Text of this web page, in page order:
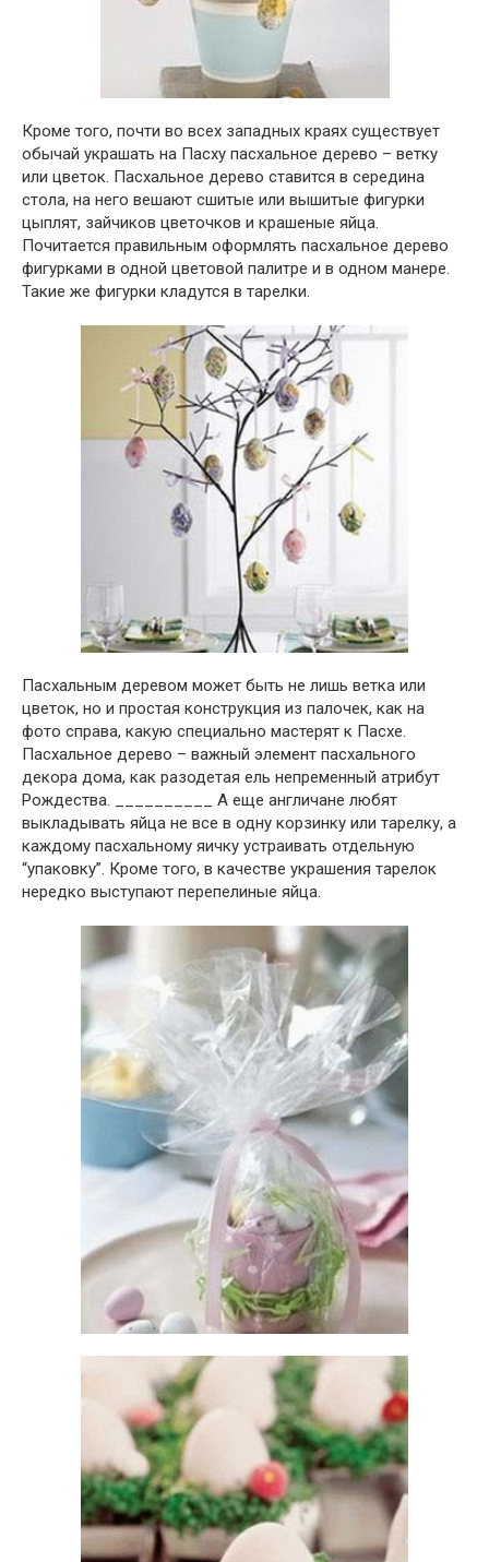
Кроме того, почти во всех западных краях существует
обычай украшать на Пасху пасхальное дерево – ветку
или цветок. Пасхальное дерево ставится в середина
стола, на него вешают сшитые или вышитые фигурки
цыплят, зайчиков цветочков и крашеные яйца.
Почитается правильным оформлять пасхальное дерево
фигурками в одной цветовой палитре и в одном манере.
Такие же фигурки кладутся в тарелки.
Пасхальным деревом может быть не лишь ветка или
цветок, но и простая конструкция из палочек, как на
фото справа, какую специально мастерят к Пасхе.
Пасхальное дерево – важный элемент пасхального
декора дома, как разодетая ель непременный атрибут
Рождества.
__________ А еще англичане любят
выкладывать яйца не все в одну корзинку или тарелку, а
каждому пасхальному яичку устраивать отдельную
“упаковку”. Кроме того, в качестве украшения тарелок
нередко выступают перепелиные яйца.